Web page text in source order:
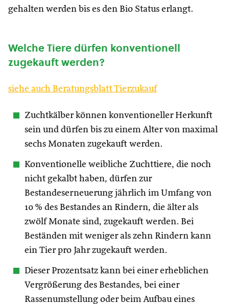
gehalten werden bis es den Bio Status erlangt.
Welche Tiere dürfen konventionell
zugekauft werden?
siehe auch Beratungsblatt Tierzukauf
Zuchtkälber können konventioneller Herkunft
sein und dürfen bis zu einem Alter von maximal
sechs Monaten zugekauft werden.
Konventionelle weibliche Zuchttiere, die noch
nicht gekalbt haben, dürfen zur
Bestandeserneuerung jährlich im Umfang von
10 % des Bestandes an Rindern, die älter als
zwölf Monate sind, zugekauft werden. Bei
Beständen mit weniger als zehn Rindern kann
ein Tier pro Jahr zugekauft werden.
Dieser Prozentsatz kann bei einer erheblichen
Vergrößerung des Bestandes, bei einer
Rassenumstellung oder beim Aufbau eines